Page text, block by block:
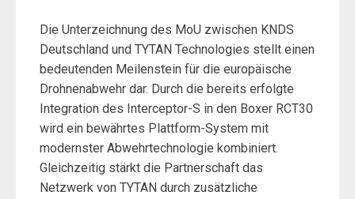
Die Unterzeichnung des MoU zwischen KNDS
Deutschland und TYTAN Technologies stellt einen
bedeutenden Meilenstein für die europäische
Drohnenabwehr dar. Durch die bereits erfolgte
Integration des Interceptor-S in den Boxer RCT30
wird ein bewährtes Plattform-System mit
modernster Abwehrtechnologie kombiniert.
Gleichzeitig stärkt die Partnerschaft das
Netzwerk von TYTAN durch zusätzliche